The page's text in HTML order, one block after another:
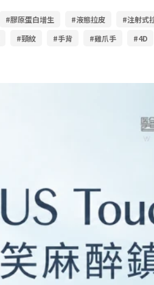
#膠原蛋白增生 #液態拉皮 #注射式
#頸紋 #手背 #雞爪手 #4D